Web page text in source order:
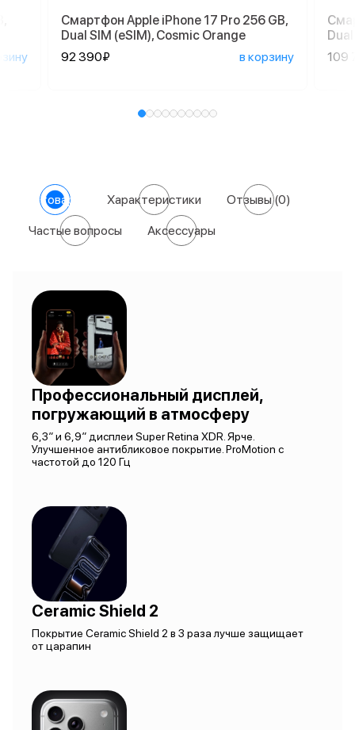
Смартфон Apple iPhone 17 Pro 256 GB,
Dual SIM (eSIM), Cosmic Orange
92 390₽
в корзину
109
О товаре Характеристики Отзывы(0)
Частые вопросы Аксессуары
Профессиональный дисплей,
погружающий в атмосферу
6,3″ и 6,9″ дисплеи Super Retina XDR. Ярче.
Улучшенное антибликовое покрытие. ProMotion с
частотой до 120 Гц
Ceramic Shield 2
Покрытие Ceramic Shield 2 в 3 раза лучше защищает
от царапин